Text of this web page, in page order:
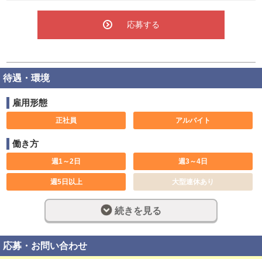
応募する
待遇・環境
雇用形態
正社員 アルバイト
働き方
週1～2日 週3～4日
週5日以上 大型連休あり
土日のみ可 休み希望対応可
1日5時間 3ヶ月以内
6ヶ月以内
続きを見る
応募・お問い合わせ